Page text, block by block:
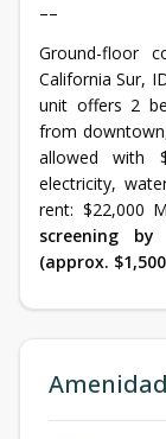
––
Ground-floor
California Sur,
unit offers 2
from
allowed with
electricity,
rent: $22,000
screening
(approx.